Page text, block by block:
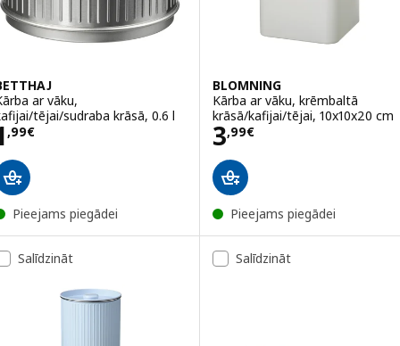
ar vāku,
tējai/sudraba krāsā, 0.6 l
,99€ 1,99€
Pieejams piegādei
BLOMNING
Kārba ar vāku, krēmbaltā
krāsā/kafijai/tējai, 10x10x20 cm
3,99€
Cena 3,99€
Pieejams piegādei
Salīdzināt Salīdzināt